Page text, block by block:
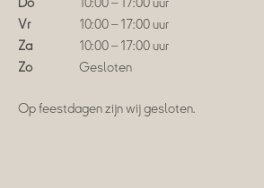
Vr
10:00 – 17:00 uur
Za
10:00 – 17:00 uur
Zo
Gesloten
Op feestdagen zijn wij gesloten.